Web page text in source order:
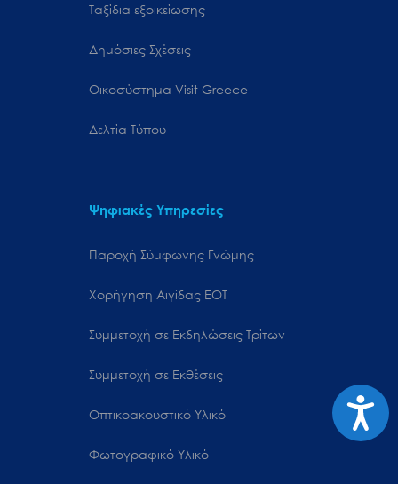
Ταξίδια εξοικείωσης
Δημόσιες Σχέσεις
Oικοσύστημα Visit Greece
Δελτία Τύπου
Ψηφιακές Υπηρεσίες
Παροχή Σύμφωνης Γνώμης
Χορήγηση Αιγίδας ΕΟΤ
Συμμετοχή σε Εκδηλώσεις Τρίτων
Συμμετοχή σε Εκθέσεις
Οπτικοακουστικό Υλικό
Φωτογραφικό Υλικό